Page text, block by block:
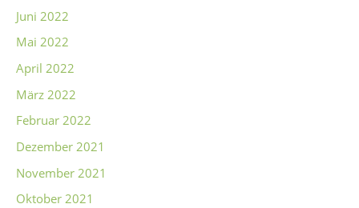
Juni 2022
Mai 2022
April 2022
März 2022
Februar 2022
Dezember 2021
November 2021
Oktober 2021